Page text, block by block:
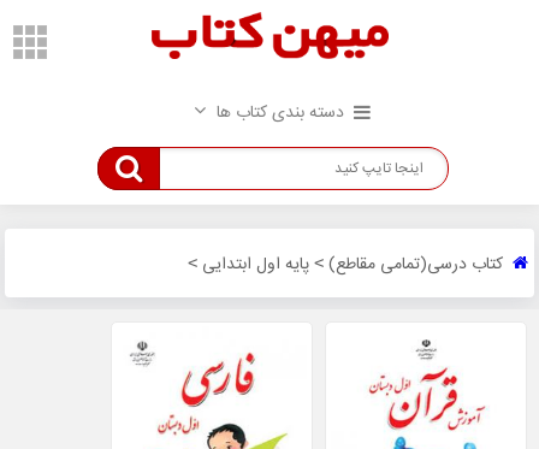
دسته بندی کتاب ها
کتاب درسی(تمامی مقاطع) > پایه اول ابتدایی >